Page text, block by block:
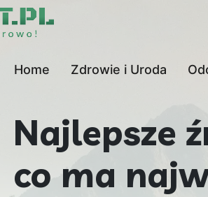
Home Zdrowie i Uroda
Najlepsze
co ma